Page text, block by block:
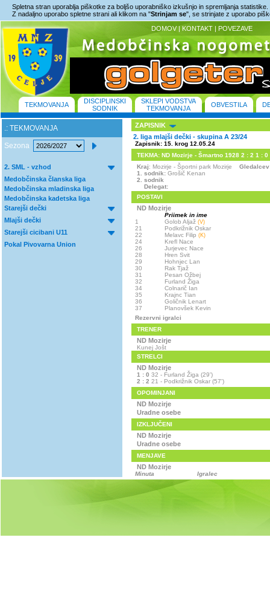
Spletna stran uporablja piškotke za boljšo uporabniško izkušnjo in spremljanja statistike.
Z nadaljno uporabo spletne strani ali klikom na "Strinjam se", se strinjate z uporabo
DOMOV | KONTAKT | POVEZAVE
TEKMOVANJA
DISCIPLINSKI
SODNIK
SKLEPI VODSTVA
TEKMOVANJA
OBVESTILA
.: TEKMOVANJA
Sezona
2. SML - vzhod
Medobčinska članska liga
Medobčinska mladinska liga
Medobčinska kadetska liga
Starejši dečki
Mlajši dečki
Starejši cicibani U11
Pokal Pivovarna Union
ZAPISNIK
2. liga mlajši dečki - skupina A 23/24
Zapisnik: 15. krog 12.05.24
TEKMA: ND Mozirje - Šmartno 1928 2 : 2 1 : 0
Kraj: Mozirje - Športni park Mozirje Gledalcev
1. sodnik: Grošič Kenan
2. sodnik
Delegat:
POSTAVI
ND Mozirje
Priimek in ime
1
Golob Aljaž (V)
21
Podkrižnik Oskar
22
Melavc Filip (K)
24
Krefl Nace
26
Jurjevec Nace
28
Hren Svit
29
Hohnjec Lan
30
Rak Tjaž
31
Pesan Ožbej
32
Furland Žiga
34
Colnarič Ian
35
Krajnc Tian
36
Goličnik Lenart
37
Planovšek Kevin
Rezervni igralci
TRENER
ND Mozirje
Kunej Jošt
STRELCI
ND Mozirje
1 : 0 32 - Furland Žiga (29')
2 : 2 21 - Podkrižnik Oskar (57')
OPOMINJANI
ND Mozirje
Uradne osebe
IZKLJUČENI
ND Mozirje
Uradne osebe
MENJAVE
ND Mozirje
Minuta Igralec